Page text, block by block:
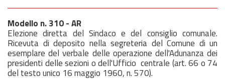
Modello n. 310 - AR
Elezione diretta del Sindaco e del consiglio comunale.
Ricevuta di deposito nella segreteria del Comune di un
esemplare del verbale delle operazione dell'Adunanza dei
presidenti delle sezioni o dell'Ufficio centrale (art. 66 o 74
del testo unico 16 maggio 1960, n. 570).